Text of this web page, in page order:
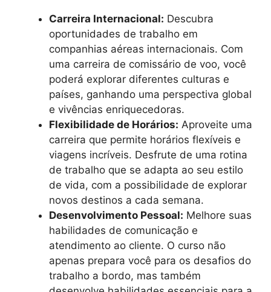
Carreira Internacional: Descubra
oportunidades de trabalho em
companhias aéreas internacionais. Com
uma carreira de comissário de voo, você
poderá explorar diferentes culturas e
países, ganhando uma perspectiva global
e vivências enriquecedoras.
Flexibilidade de Horários: Aproveite uma
carreira que permite horários flexíveis e
viagens incríveis. Desfrute de uma rotina
de trabalho que se adapta ao seu estilo
de vida, com a possibilidade de explorar
novos destinos a cada semana.
Desenvolvimento Pessoal: Melhore suas
habilidades de comunicação e
atendimento ao cliente. O curso não
apenas prepara você para os desafios do
trabalho a bordo, mas também